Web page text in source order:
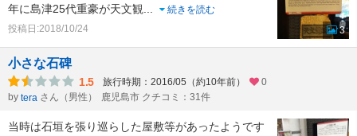
年に島津25代重豪が天文観...
続きを読む
投稿日:2018/10/24
3
小さな石碑
1.5 旅行時期：2016/05（約10年前）
0
by tera さん（男性） 鹿児島市 クチコミ：31件
当時は石垣を張り巡らした屋敷等があったようです